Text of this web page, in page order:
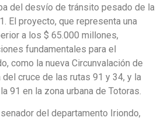
del desvío de tránsito pesado de la
El proyecto, que representa una
a los $ 65.000 millones,
fundamentales para el
como la nueva Circunvalación de
cruce de las rutas 91 y 34, y la
91 en la zona urbana de Totoras.
del departamento Iriondo,